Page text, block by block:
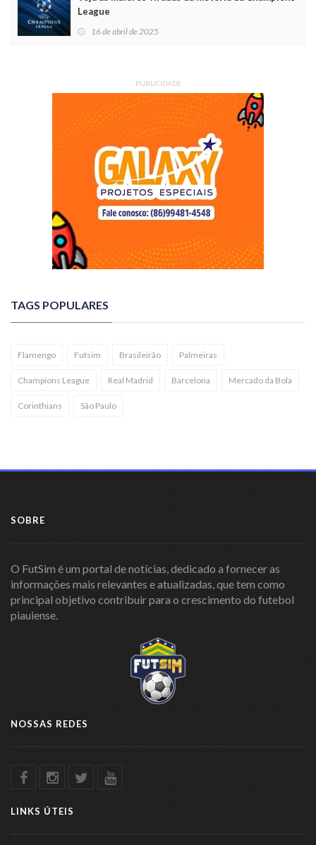
League
16 de abril de 2025
PUBLICIDADE
TAGS POPULARES
Flamengo Futsim Brasileirão Palmeiras
Champions League Real Madrid Barcelona Mercado da Bola
Corinthians São Paulo
SOBRE
O FutSim é um portal de notícias, dedicado a fornecer as
informações mais relevantes e atualizadas, que tem como
principal objetivo contribuir para o crescimento do futebol
piauiense.
NOSSAS REDES
LINKS ÚTEIS